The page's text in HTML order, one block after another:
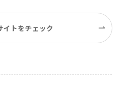
イトをチェック